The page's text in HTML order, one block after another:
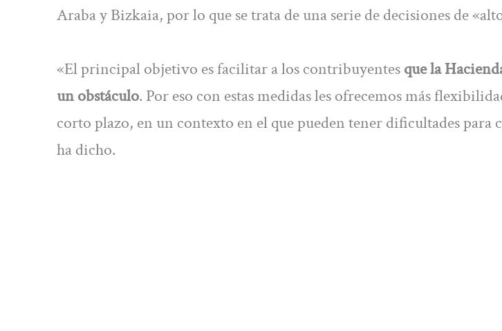
Araba y Bizkaia, por lo que se trata de una serie de decisiones de
«El principal objetivo es facilitar a los contribuyentesque la
un obstáculo. Por eso con estas medidas les ofrecemos más
corto plazo, en un contexto en el que pueden tener dificultades para
ha dicho.